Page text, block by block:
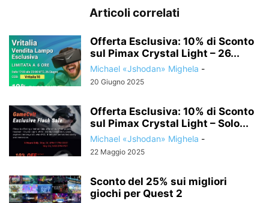
Articoli correlati
Offerta Esclusiva: 10% di Sconto
sul Pimax Crystal Light – 26...
Michael «Jshodan» Mighela -
20 Giugno 2025
Offerta Esclusiva: 10% di Sconto
sul Pimax Crystal Light – Solo...
Michael «Jshodan» Mighela -
22 Maggio 2025
Sconto del 25% sui migliori
giochi per Quest 2